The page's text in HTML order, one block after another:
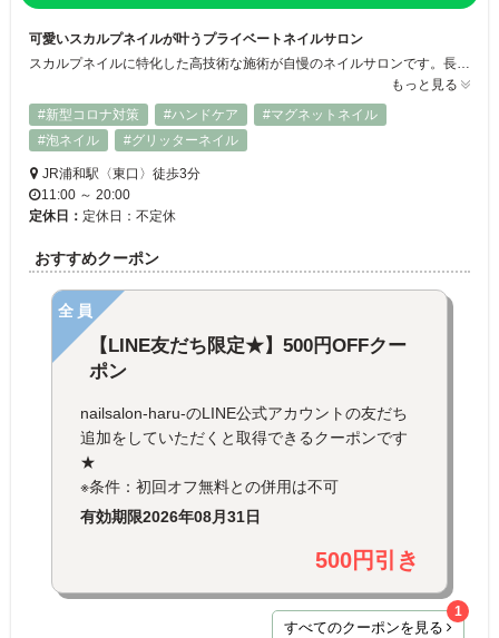
可愛いスカルプネイルが叶うプライベートネイルサロン
スカルプネイルに特化した高技術な施術が自慢のネイルサロンです。長さ出しやフォルム形成、繊細なアートデザインまで、一人ひとりの理想に寄り添いながら、指先を美しく演出します。スカルプならではの強度と華やかさを活かし、トレンド感あふれるデザインやオフィスでも映える上品ネイルまで、幅広く対応可能です◎
もっと見る
#新型コロナ対策
#ハンドケア
#マグネットネイル
#泡ネイル
#グリッターネイル
JR浦和駅〈東口〉徒歩3分
11:00 ～ 20:00
定休日： 定休日：不定休
おすすめクーポン
全員
【LINE友だち限定★】500円OFFクー
ポン
nailsalon-haru-のLINE公式アカウントの友だち
追加をしていただくと取得できるクーポンです
★
※条件：初回オフ無料との併用は不可
有効期限2026年08月31日
500円引き
すべてのクーポンを見る
1